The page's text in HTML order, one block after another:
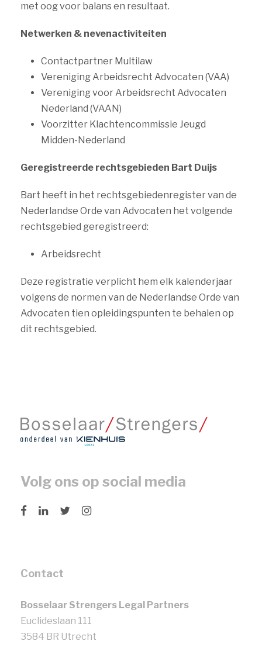
met oog voor balans en resultaat.
Netwerken & nevenactiviteiten
Contactpartner Multilaw
Vereniging Arbeidsrecht Advocaten (VAA)
Vereniging voor Arbeidsrecht Advocaten
Nederland (VAAN)
Voorzitter Klachtencommissie Jeugd
Midden-Nederland
Geregistreerde rechtsgebieden Bart Duijs
Bart heeft in het rechtsgebiedenregister van de
Nederlandse Orde van Advocaten het volgende
rechtsgebied geregistreerd:
Arbeidsrecht
Deze registratie verplicht hem elk kalenderjaar
volgens de normen van de Nederlandse Orde van
Advocaten tien opleidingspunten te behalen op
dit rechtsgebied.
Volg ons op social media
Contact
Bosselaar Strengers Legal Partners
Euclideslaan 111
3584 BR Utrecht